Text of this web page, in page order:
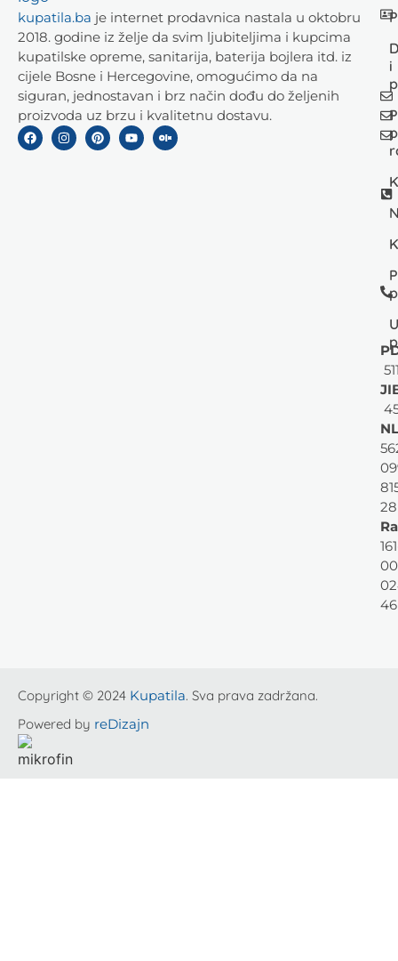
kupatila.ba je internet prodavnica nastala u oktobru
2018. godine iz želje da svim ljubiteljima i kupcima
kupatilske opreme, sanitarija, baterija bojlera itd. iz
cijele Bosne i Hercegovine, omogućimo da na
siguran, jednostavan i brz način dođu do željenih
proizvoda uz brzu i kvalitetnu dostavu.
i
28
46
Copyright © 2024 Kupatila. Sva prava zadržana.
Powered by reDizajn